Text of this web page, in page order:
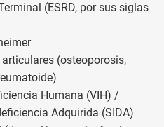
(ESRD, por sus siglas
(osteoporosis,
Humana (VIH) /
Adquirida (SIDA)